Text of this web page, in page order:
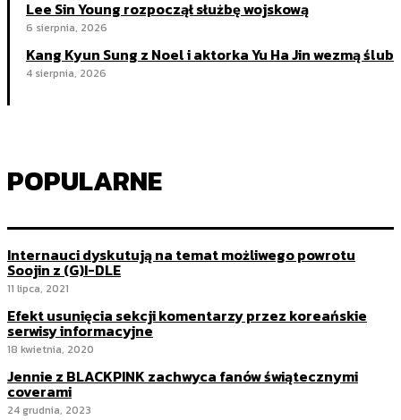
Lee Sin Young rozpoczął służbę wojskową
6 sierpnia, 2026
Kang Kyun Sung z Noel i aktorka Yu Ha Jin wezmą ślub
4 sierpnia, 2026
POPULARNE
Internauci dyskutują na temat możliwego powrotu
Soojin z (G)I-DLE
11 lipca, 2021
Efekt usunięcia sekcji komentarzy przez koreańskie
serwisy informacyjne
18 kwietnia, 2020
Jennie z BLACKPINK zachwyca fanów świątecznymi
coverami
24 grudnia, 2023